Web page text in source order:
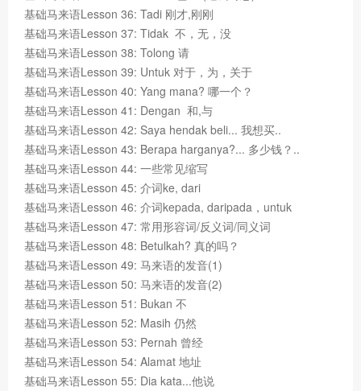
基础马来语Lesson 36: Tadi 刚才,刚刚
基础马来语Lesson 37: Tidak 不，无，没
基础马来语Lesson 38: Tolong 请
基础马来语Lesson 39: Untuk 对于，为，关于
基础马来语Lesson 40: Yang mana? 哪一个？
基础马来语Lesson 41: Dengan 和,与
基础马来语Lesson 42: Saya hendak beli... 我想买..
基础马来语Lesson 43: Berapa harganya?... 多少钱？..
基础马来语Lesson 44: 一些常见缩写
基础马来语Lesson 45: 介词ke, dari
基础马来语Lesson 46: 介词kepada, daripada，untuk
基础马来语Lesson 47: 常用形容词/反义词/同义词
基础马来语Lesson 48: Betulkah? 真的吗？
基础马来语Lesson 49: 马来语的发音(1)
基础马来语Lesson 50: 马来语的发音(2)
基础马来语Lesson 51: Bukan 不
基础马来语Lesson 52: Masih 仍然
基础马来语Lesson 53: Pernah 曾经
基础马来语Lesson 54: Alamat 地址
基础马来语Lesson 55: Dia kata...他说